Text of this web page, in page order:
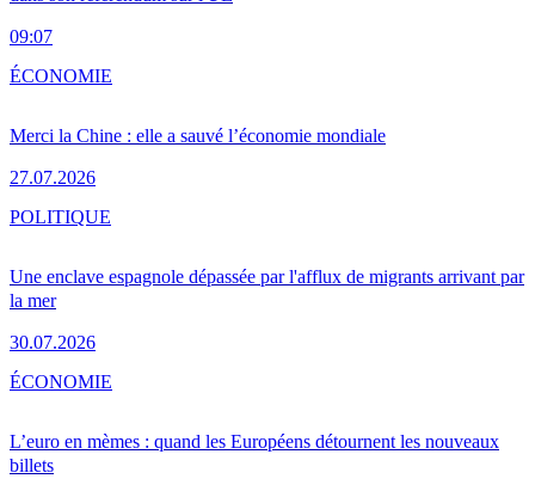
09:07
Merci la Chine : elle a sauvé l’économie mondiale
27.07.2026
ÉCONOMIE
Une enclave espagnole dépassée par l'afflux de migrants arrivant par
la mer
30.07.2026
POLITIQUE
L’euro en mèmes : quand les Européens détournent les nouveaux
billets
ÉCONOMIE